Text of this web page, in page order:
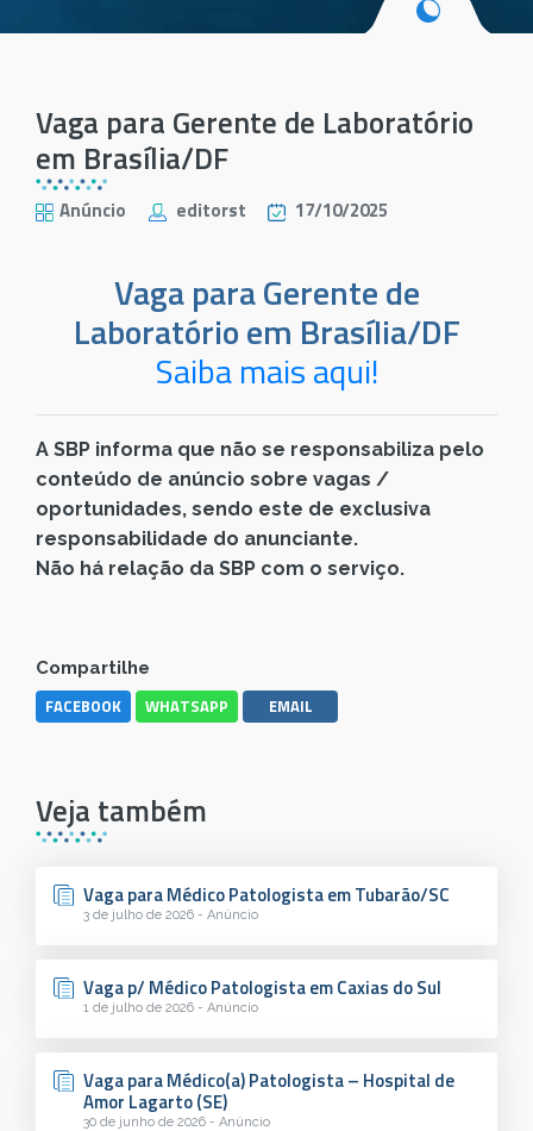
Vaga para Gerente de Laboratório
em Brasília/DF
Anúncio editorst 17/10/2025
Vaga para Gerente de
Laboratório em Brasília/DF
Saiba mais aqui!
A SBP informa que não se responsabiliza pelo
conteúdo de anúncio sobre vagas /
oportunidades, sendo este de exclusiva
responsabilidade do anunciante.
Não há relação da SBP com o serviço.
Compartilhe
FACEBOOK WHATSAPP EMAIL
Veja também
Vaga para Médico Patologista em Tubarão/SC
3 de julho de 2026 - Anúncio
Vaga p/ Médico Patologista em Caxias do Sul
1 de julho de 2026 - Anúncio
Vaga para Médico(a) Patologista – Hospital de
Amor Lagarto (SE)
30 de junho de 2026 - Anúncio